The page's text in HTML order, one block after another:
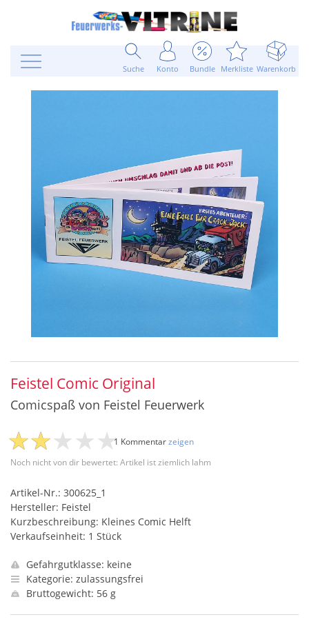
Suche Konto Bundle Merkliste Warenkorb
Feistel Comic Original
Comicspaß von Feistel Feuerwerk
Noch nicht von dir bewertet: Artikel ist ziemlich lahm
1 Kommentarzeigen
Artikel-Nr.: 300625_1
Hersteller: Feistel
Kurzbeschreibung: Kleines Comic Helft
Verkaufseinheit: 1 Stück
Gefahrgutklasse: keine
Kategorie: zulassungsfrei
Bruttogewicht: 56 g